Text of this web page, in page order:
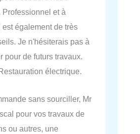
Professionnel et à
est également de très
Je n'hésiterais pas à
pour de futurs travaux.
électrique.
sans sourciller, Mr
pour vos travaux de
ou autres, une